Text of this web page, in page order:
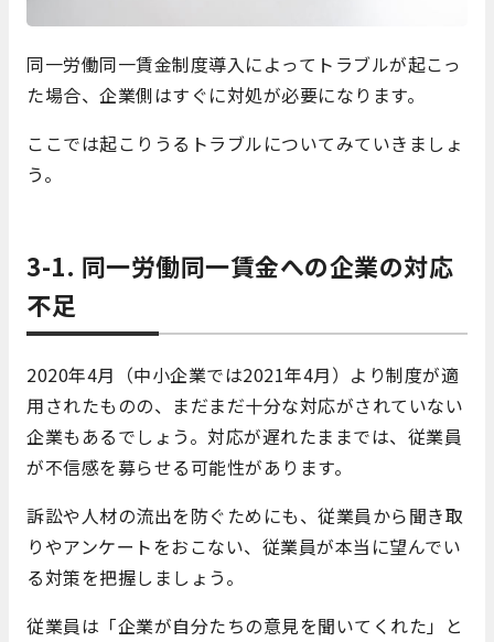
同一労働同一賃金制度導入によってトラブルが起こっ
た場合、企業側はすぐに対処が必要になります。
ここでは起こりうるトラブルについてみていきましょ
う。
3-1. 同一労働同一賃金への企業の対応
不足
2020年4月（中小企業では2021年4月）より制度が適
用されたものの、まだまだ十分な対応がされていない
企業もあるでしょう。対応が遅れたままでは、従業員
が不信感を募らせる可能性があります。
訴訟や人材の流出を防ぐためにも、従業員から聞き取
りやアンケートをおこない、従業員が本当に望んでい
る対策を把握しましょう。
従業員は「企業が自分たちの意見を聞いてくれた」と